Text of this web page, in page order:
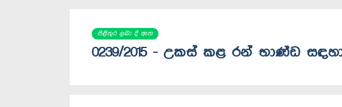
පිළිතුර ලබා දී ඇත
0239/2015 - උකස් කළ රන් භාණ්ඩ